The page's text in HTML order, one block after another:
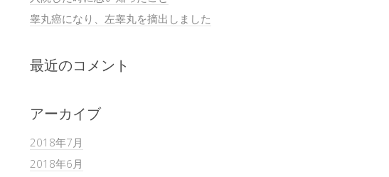
睾丸癌になり、左睾丸を摘出しました
最近のコメント
アーカイブ
2018年7月
2018年6月